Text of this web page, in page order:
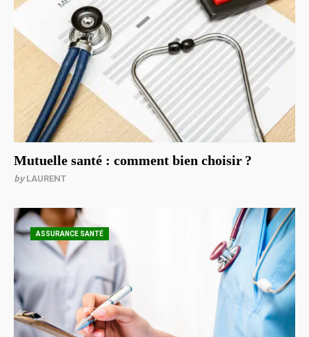
Mutuelle santé : comment bien choisir ?
byLAURENT
ASSURANCE SANTÉ